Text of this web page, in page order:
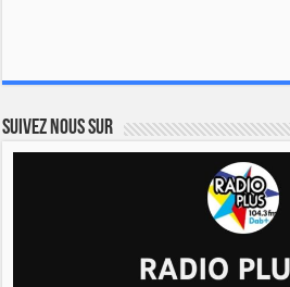
Suivez nous sur